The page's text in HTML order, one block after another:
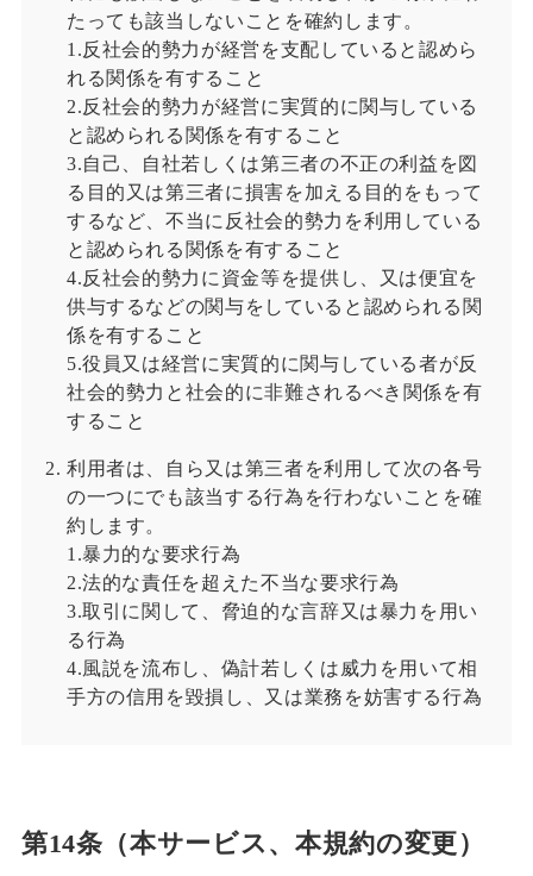
たっても該当しないことを確約します。
1.反社会的勢力が経営を支配していると認めら
れる関係を有すること
2.反社会的勢力が経営に実質的に関与している
と認められる関係を有すること
3.自己、自社若しくは第三者の不正の利益を図
る目的又は第三者に損害を加える目的をもって
するなど、不当に反社会的勢力を利用している
と認められる関係を有すること
4.反社会的勢力に資金等を提供し、又は便宜を
供与するなどの関与をしていると認められる関
係を有すること
5.役員又は経営に実質的に関与している者が反
社会的勢力と社会的に非難されるべき関係を有
すること
利用者は、自ら又は第三者を利用して次の各号
の一つにでも該当する行為を行わないことを確
約します。
1.暴力的な要求行為
2.法的な責任を超えた不当な要求行為
3.取引に関して、脅迫的な言辞又は暴力を用い
る行為
4.風説を流布し、偽計若しくは威力を用いて相
手方の信用を毀損し、又は業務を妨害する行為
第14条（本サービス、本規約の変更）